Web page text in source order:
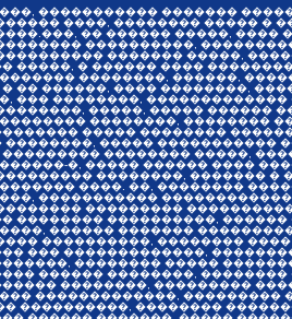
����������� �������
����, �������� ����� �
�� ������ �����,
����������,
������� �����,
�����, � ������ ����
��������, ������,
�� ������, ���� ��������,
��� ��������,
�����, ����� ������
��������, ��������
����� ��������
��������, ����� �����������
�������� �����,
�, ����� ������ ����
��������, �������
����. ��, ��������
�����������
���������
�������� ����������,
������ �������
����������, ��������
��� �������������,
�������� �����
������ ��������,
��������, ���������
�������������, ���������
����������, ��������